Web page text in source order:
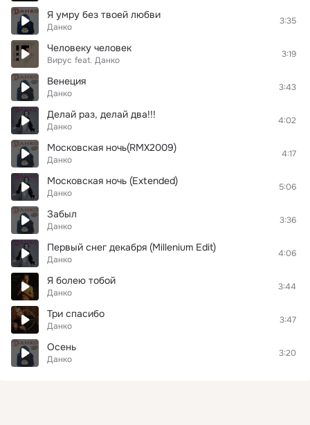
Я умру без твоей любви
Данко
3:35
Человеку человек
Вирус feat. Данко
3:19
Венеция
Данко
3:43
Делай раз, делай два!!!
Данко
4:02
Московская ночь(RMX2009)
Данко
4:17
Московская ночь (Extended)
Данко
5:06
Забыл
Данко
3:36
Первый снег декабря (Millenium Edit)
Данко
4:06
Я болею тобой
Данко
3:44
Три спасибо
Данко
3:47
Осень
Данко
3:20